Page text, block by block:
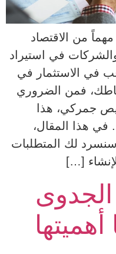
من الاقتصاد
في استيراد
في الاستثمار في
فمن الضروري
جمركي، هذا
هذا المقال،
لك المتطلبات
لإنشاء […]
أهميتها